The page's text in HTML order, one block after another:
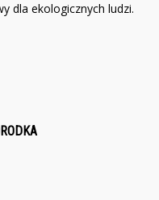
dla ekologicznych ludzi.